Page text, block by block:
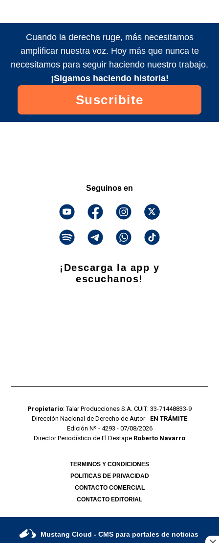
Cuando la derecha ruge, más necesitamos
amplificar nuestra voz. Hoy más que nunca te
necesitamos para seguir haciendo nuestro trabajo.
¡Sigamos haciendo historia!
Suscribite
Seguinos en
¡Descarga la app y
escuchanos!
Propietario: Talar Producciones S.A. CUIT: 33-71448833-9
Dirección Nacional de Derecho de Autor - EN TRÁMITE
Edición Nº - 4293 - 07/08/2026
Director Periodístico de El Destape Roberto Navarro
TERMINOS Y CONDICIONES
POLITICAS DE PRIVACIDAD
CONTACTO COMERCIAL
CONTACTO EDITORIAL
Mustang Cloud - CMS para portales de noticias